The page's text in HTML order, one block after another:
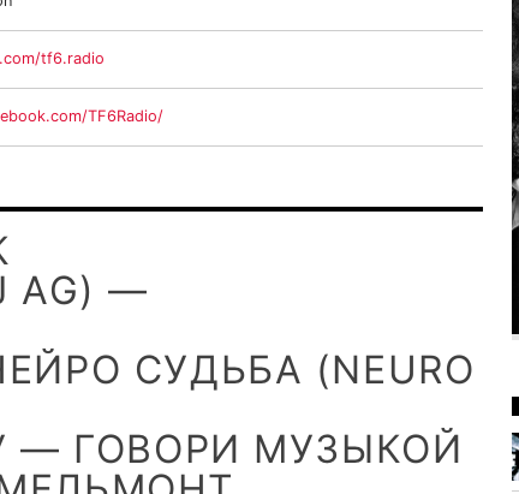
tf6.radio
TF6Radio/
AG) —
СУДЬБА (NEURO
— ГОВОРИ МУЗЫКОЙ